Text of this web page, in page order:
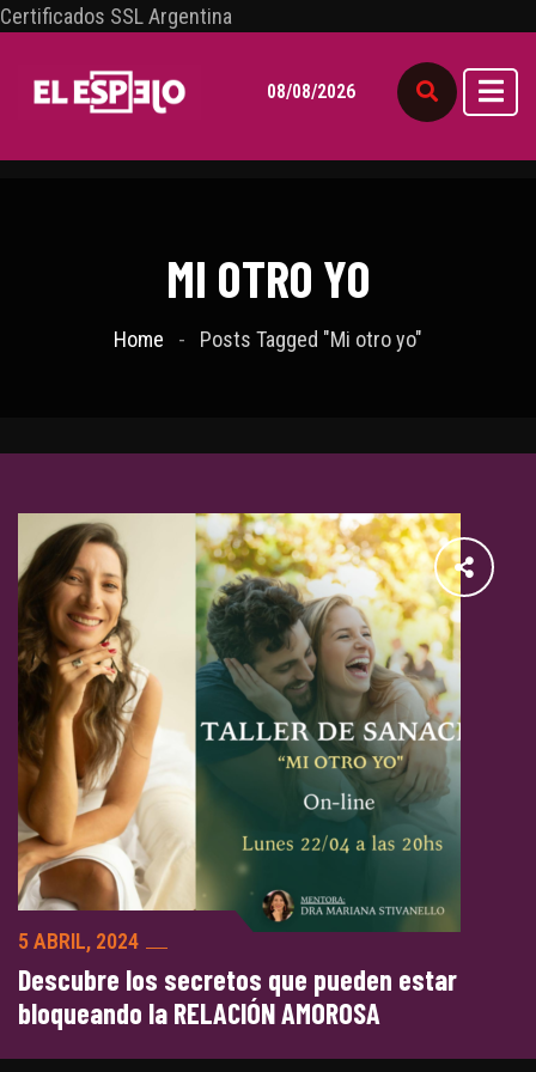
Certificados SSL Argentina
08/08/2026
MI OTRO YO
Home Posts Tagged "Mi otro yo"
5 ABRIL, 2024
Descubre los secretos que pueden estar
bloqueando la RELACIÓN AMOROSA